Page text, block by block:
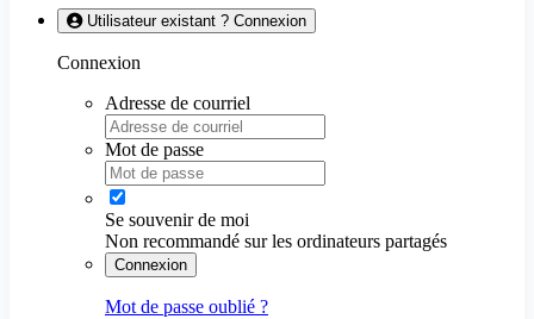
Utilisateur existant ? Connexion
Connexion
Adresse de courriel
Mot de passe
Se souvenir de moi
Non recommandé sur les ordinateurs partagés
Connexion
Mot de passe oublié ?